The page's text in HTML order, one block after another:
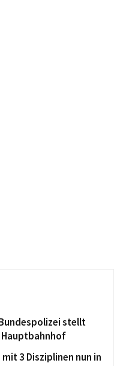
stellt
3 Disziplinen nun in